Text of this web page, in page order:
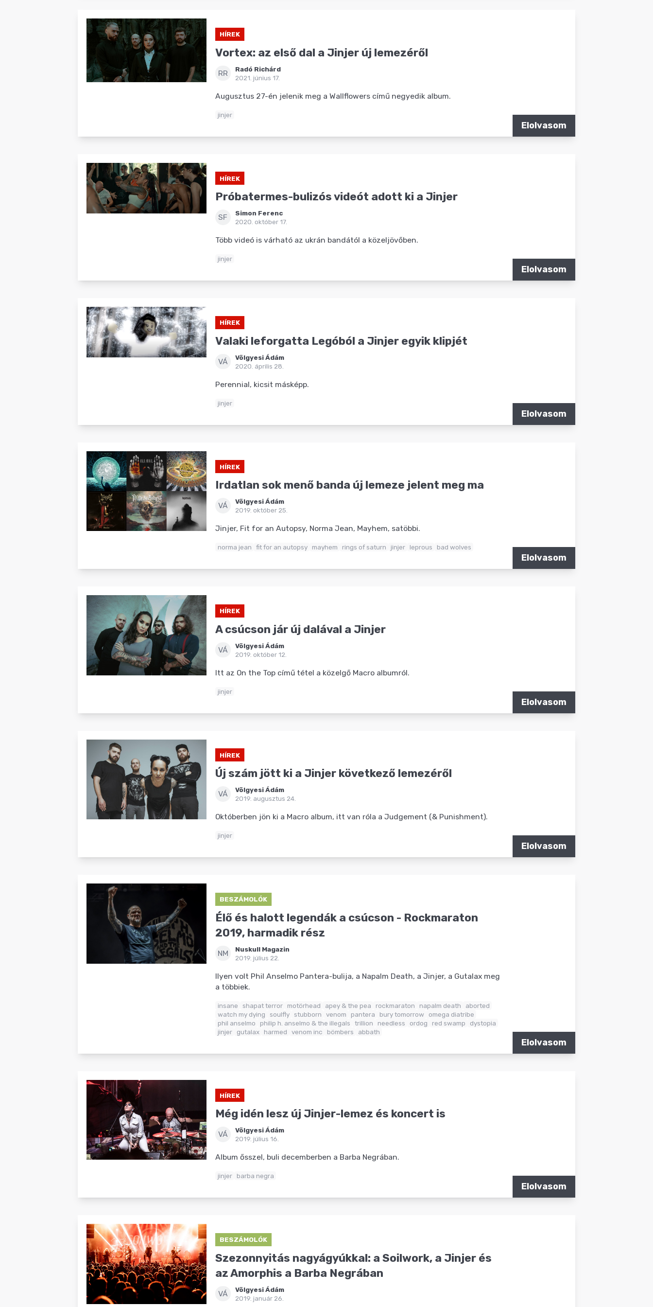
HÍREK
Vortex: az első dal a Jinjer új lemezéről
RR
Radó Richárd
2021. június 17.
Augusztus 27-én jelenik meg a Wallflowers című negyedik album.
jinjer
Elolvasom
HÍREK
Próbatermes-bulizós videót adott ki a Jinjer
SF
Simon Ferenc
2020. október 17.
Több videó is várható az ukrán bandától a közeljövőben.
jinjer
Elolvasom
HÍREK
Valaki leforgatta Legóból a Jinjer egyik klipjét
VÁ
Völgyesi Ádám
2020. április 28.
Perennial, kicsit másképp.
jinjer
Elolvasom
HÍREK
Irdatlan sok menő banda új lemeze jelent meg ma
VÁ
Völgyesi Ádám
2019. október 25.
Jinjer, Fit for an Autopsy, Norma Jean, Mayhem, satöbbi.
norma jean fit for an autopsy mayhem rings of saturn jinjer leprous bad wolves
Elolvasom
HÍREK
A csúcson jár új dalával a Jinjer
VÁ
Völgyesi Ádám
2019. október 12.
Itt az On the Top című tétel a közelgő Macro albumról.
jinjer
Elolvasom
HÍREK
Új szám jött ki a Jinjer következő lemezéről
VÁ
Völgyesi Ádám
2019. augusztus 24.
Októberben jön ki a Macro album, itt van róla a Judgement (& Punishment).
jinjer
Elolvasom
BESZÁMOLÓK
Élő és halott legendák a csúcson - Rockmaraton
2019, harmadik rész
NM
Nuskull Magazin
2019. július 22.
Ilyen volt Phil Anselmo Pantera-bulija, a Napalm Death, a Jinjer, a Gutalax meg
a többiek.
insane shapat terror motörhead apey & the pea rockmaraton napalm death
aborted
watch my dying
soulfly stubborn venom pantera bury tomorrow
omega diatribe
phil anselmo
philip h. anselmo & the illegals trillion needless ordog red swamp
dystopia
jinjer
gutalax harmed venom inc bömbers abbath
Elolvasom
HÍREK
Még idén lesz új Jinjer-lemez és koncert is
VÁ
Völgyesi Ádám
2019. július 16.
Album ősszel, buli decemberben a Barba Negrában.
jinjer barba negra
Elolvasom
BESZÁMOLÓK
Szezonnyitás nagyágyúkkal: a Soilwork, a Jinjer és
az Amorphis a Barba Negrában
VÁ
Völgyesi Ádám
2019. január 26.